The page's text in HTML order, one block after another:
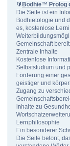
🔰Bodhie™ Prolog
Die Seite ist ein
Bodhietologie und
es, kostenlose
Gemeinschaft
Zentrale Inhalte
Kostenlose
Selbststudium und
Förderung einer
geistiger und
Zugang zu
Inhalte zu
Lernphilosophie
Ein besonderer
Die Seite betont,